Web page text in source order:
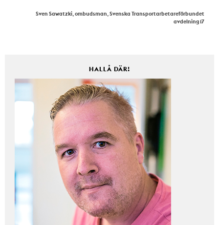
Sven Sawatzki, ombudsman, Svenska Transportarbetareförbundet
avdelning 17
HALLÅ DÄR!